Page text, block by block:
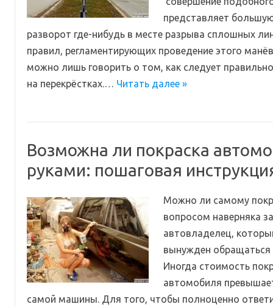
представляет
разворот где-нибудь в месте разрыва сплошных
правил, регламентирующих проведение этого
можно лишь говорить о том, как следует
на перекрёстках.… Читать далее »
Возможна ли покраска
руками: пошаговая
Можно ли самому
вопросом наверняка
автовладелец,
вынужден обращаться
Иногда стоимость
автомобиля
самой машины. Для того, чтобы полноценно